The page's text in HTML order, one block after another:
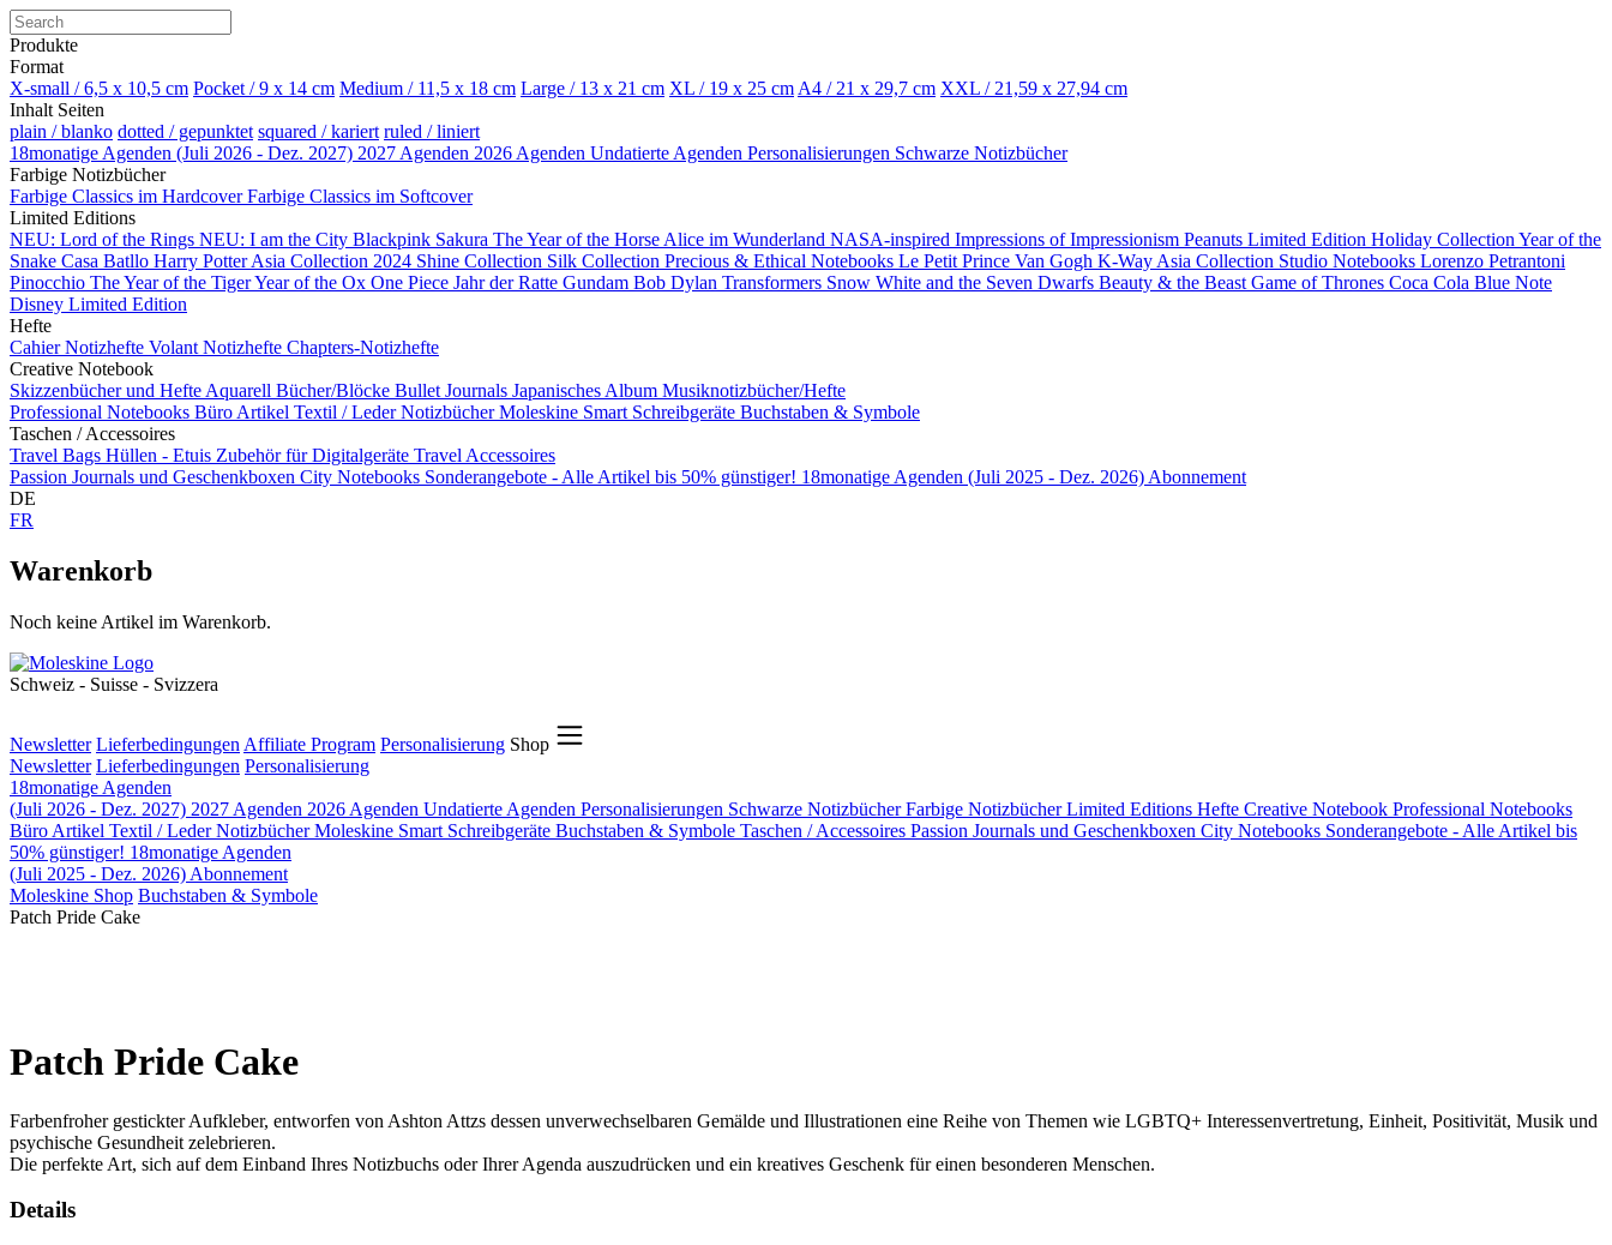
Produkte
Format
X-small / 6,5 x 10,5 cm Pocket / 9 x 14 cm Medium / 11,5 x 18 cm Large / 13 x 21 cm XL / 19 x 25 cm A4 / 21 x 29,7 cm XXL / 21,59 x 27,94 cm
Inhalt Seiten
plain / blanko dotted / gepunktet squared / kariert ruled / liniert
18monatige Agenden (Juli 2026 - Dez. 2027) 2027 Agenden 2026 Agenden Undatierte Agenden Personalisierungen Schwarze Notizbücher
Farbige Notizbücher
Farbige Classics im HardcoverFarbige Classics im Softcover
Limited Editions
NEU: Lord of the Rings NEU: I am the City Blackpink Sakura The Year of the Horse Alice im Wunderland NASA-inspired Impressions of Impressionism Peanuts Limited Edition Holiday Collection Year of the
Snake Casa Batllo Harry PotterAsia Collection 2024 Shine Collection Silk Collection Precious & Ethical Notebooks Le Petit Prince Van Gogh K-Way Asia Collection Studio Notebooks Lorenzo Petrantoni
Pinocchio The Year of the TigerYear of the Ox One Piece Jahr der Ratte Gundam Bob Dylan Transformers Snow White and the Seven Dwarfs Beauty & the Beast Game of Thrones Coca Cola Blue Note
Disney Limited Edition
Hefte
Cahier Notizhefte Volant Notizhefte Chapters-Notizhefte
Creative Notebook
Skizzenbücher und Hefte Aquarell Bücher/Blöcke Bullet Journals Japanisches Album Musiknotizbücher/Hefte
Professional Notebooks Büro Artikel Textil / Leder NotizbücherMoleskine Smart Schreibgeräte Buchstaben & Symbole
Taschen / Accessoires
Travel Bags Hüllen - Etuis Zubehör für Digitalgeräte Travel Accessoires
Passion Journals und Geschenkboxen City Notebooks Sonderangebote - Alle Artikel bis 50% günstiger! 18monatige Agenden (Juli 2025 - Dez. 2026) Abonnement
DE
FR
Warenkorb
Noch keine Artikel im Warenkorb.
Schweiz - Suisse - Svizzera
Newsletter Lieferbedingungen Affiliate Program Personalisierung Shop
Newsletter Lieferbedingungen Personalisierung
18monatige Agenden
(Juli 2026 - Dez. 2027) 2027 Agenden 2026 Agenden Undatierte Agenden Personalisierungen Schwarze NotizbücherFarbige NotizbücherLimited Editions Hefte Creative Notebook Professional Notebooks
Büro Artikel Textil / Leder NotizbücherMoleskine Smart Schreibgeräte Buchstaben & Symbole Taschen / Accessoires Passion Journals und Geschenkboxen City Notebooks Sonderangebote - Alle Artikel bis
50% günstiger! 18monatige Agenden
(Juli 2025 - Dez. 2026) Abonnement
Moleskine Shop Buchstaben & Symbole
Patch Pride Cake
Patch Pride Cake
Farbenfroher gestickter Aufkleber, entworfen von Ashton Attzs dessen unverwechselbaren Gemälde und Illustrationen eine Reihe von Themen wie LGBTQ+ Interessenvertretung, Einheit, Positivität, Musik und
psychische Gesundheit zelebrieren.
Die perfekte Art, sich auf dem Einband Ihres Notizbuchs oder Ihrer Agenda auszudrücken und ein kreatives Geschenk für einen besonderen Menschen.
Details